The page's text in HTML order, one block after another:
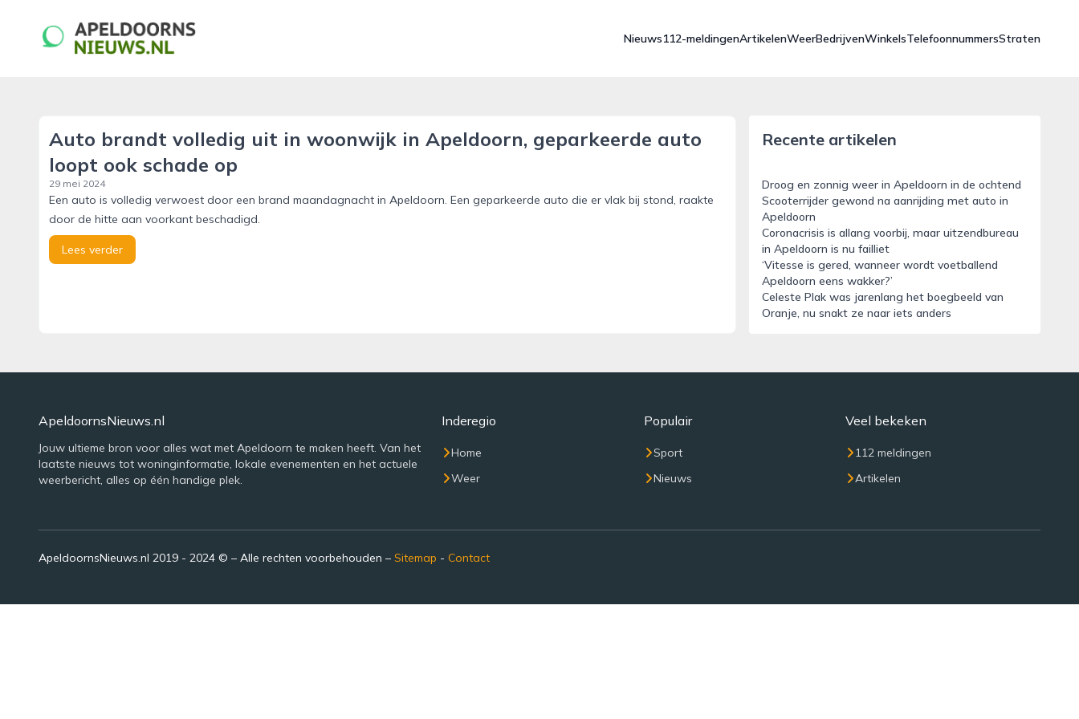
apeldoornsnieuws.nl
Nieuws112-meldingenArtikelenWeerBedrijvenWinkelsTelefoonnummersStraten
Auto brandt volledig uit in woonwijk in Apeldoorn, geparkeerde auto
loopt ook schade op
29 mei 2024
Een auto is volledig verwoest door een brand maandagnacht in Apeldoorn. Een geparkeerde auto die er vlak bij stond, raakte
door de hitte aan voorkant beschadigd.
Lees verder
Recente artikelen
Droog en zonnig weer in Apeldoorn in de ochtend
Scooterrijder gewond na aanrijding met auto in
Apeldoorn
Coronacrisis is allang voorbij, maar uitzendbureau
in Apeldoorn is nu failliet
‘Vitesse is gered, wanneer wordt voetballend
Apeldoorn eens wakker?’
Celeste Plak was jarenlang het boegbeeld van
Oranje, nu snakt ze naar iets anders
ApeldoornsNieuws.nl
Jouw ultieme bron voor alles wat met Apeldoorn te maken heeft. Van het
laatste nieuws tot woninginformatie, lokale evenementen en het actuele
weerbericht, alles op één handige plek.
Inderegio
Home
Weer
Populair
Sport
Nieuws
Veel bekeken
112 meldingen
Artikelen
ApeldoornsNieuws.nl 2019 - 2024 © – Alle rechten voorbehouden – Sitemap - Contact